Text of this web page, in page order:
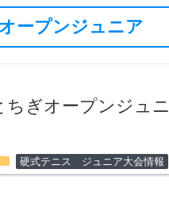
ープンジュニア
ぎオープンジュ
硬式テニス ジュニア大会情報